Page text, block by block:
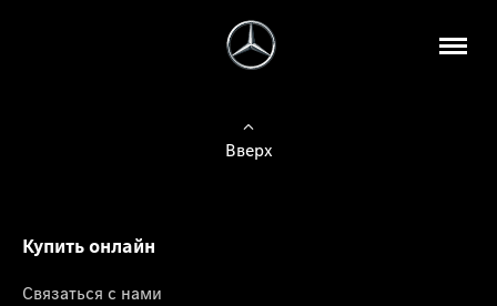
Вверх
Купить онлайн
Связаться с нами